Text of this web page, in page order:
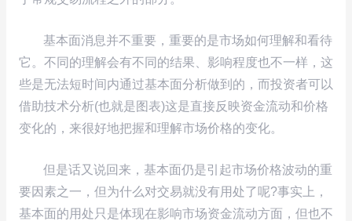
基本面消息并不重要，重要的是市场如何理解和看待
它。不同的理解会有不同的结果、影响程度也不一样，这
些是无法短时间内通过基本面分析做到的，而投资者可以
借助技术分析(也就是图表)这是直接反映资金流动和价格
变化的，来很好地把握和理解市场价格的变化。
但是话又说回来，基本面仍是引起市场价格波动的重
要因素之一，但为什么对交易就没有用处了呢?事实上，
基本面的用处只是体现在影响市场资金流动方面，但也不